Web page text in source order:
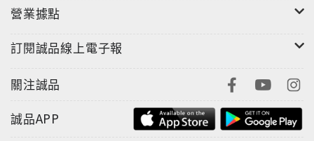
營業據點
訂閱誠品線上電子報
關注誠品
誠品APP